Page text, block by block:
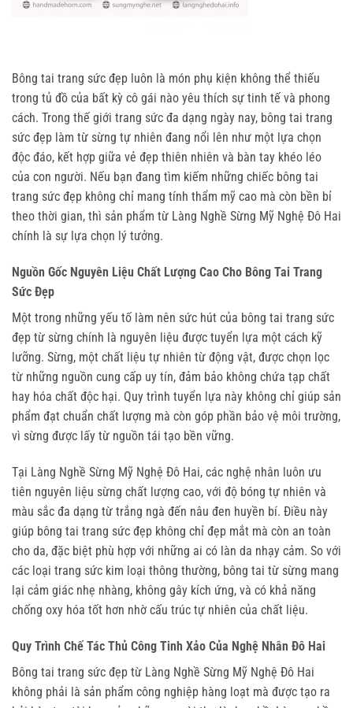
Bông tai trang sức đẹp luôn là món phụ kiện không thể thiếu
trong tủ đồ của bất kỳ cô gái nào yêu thích sự tinh tế và phong
cách. Trong thế giới trang sức đa dạng ngày nay, bông tai trang
sức đẹp làm từ sừng tự nhiên đang nổi lên như một lựa chọn
độc đáo, kết hợp giữa vẻ đẹp thiên nhiên và bàn tay khéo léo
của con người. Nếu bạn đang tìm kiếm những chiếc bông tai
trang sức đẹp không chỉ mang tính thẩm mỹ cao mà còn bền bỉ
theo thời gian, thì sản phẩm từ Làng Nghề Sừng Mỹ Nghệ Đô Hai
chính là sự lựa chọn lý tưởng.
Nguồn Gốc Nguyên Liệu Chất Lượng Cao Cho Bông Tai Trang
Sức Đẹp
Một trong những yếu tố làm nên sức hút của bông tai trang sức
đẹp từ sừng chính là nguyên liệu được tuyển lựa một cách kỹ
lưỡng. Sừng, một chất liệu tự nhiên từ động vật, được chọn lọc
từ những nguồn cung cấp uy tín, đảm bảo không chứa tạp chất
hay hóa chất độc hại. Quy trình tuyển lựa này không chỉ giúp sản
phẩm đạt chuẩn chất lượng mà còn góp phần bảo vệ môi trường,
vì sừng được lấy từ nguồn tái tạo bền vững.
Tại Làng Nghề Sừng Mỹ Nghệ Đô Hai, các nghệ nhân luôn ưu
tiên nguyên liệu sừng chất lượng cao, với độ bóng tự nhiên và
màu sắc đa dạng từ trắng ngà đến nâu đen huyền bí. Điều này
giúp bông tai trang sức đẹp không chỉ đẹp mắt mà còn an toàn
cho da, đặc biệt phù hợp với những ai có làn da nhạy cảm. So với
các loại trang sức kim loại thông thường, bông tai từ sừng mang
lại cảm giác nhẹ nhàng, không gây kích ứng, và có khả năng
chống oxy hóa tốt hơn nhờ cấu trúc tự nhiên của chất liệu.
Quy Trình Chế Tác Thủ Công Tinh Xảo Của Nghệ Nhân Đô Hai
Bông tai trang sức đẹp từ Làng Nghề Sừng Mỹ Nghệ Đô Hai
không phải là sản phẩm công nghiệp hàng loạt mà được tạo ra